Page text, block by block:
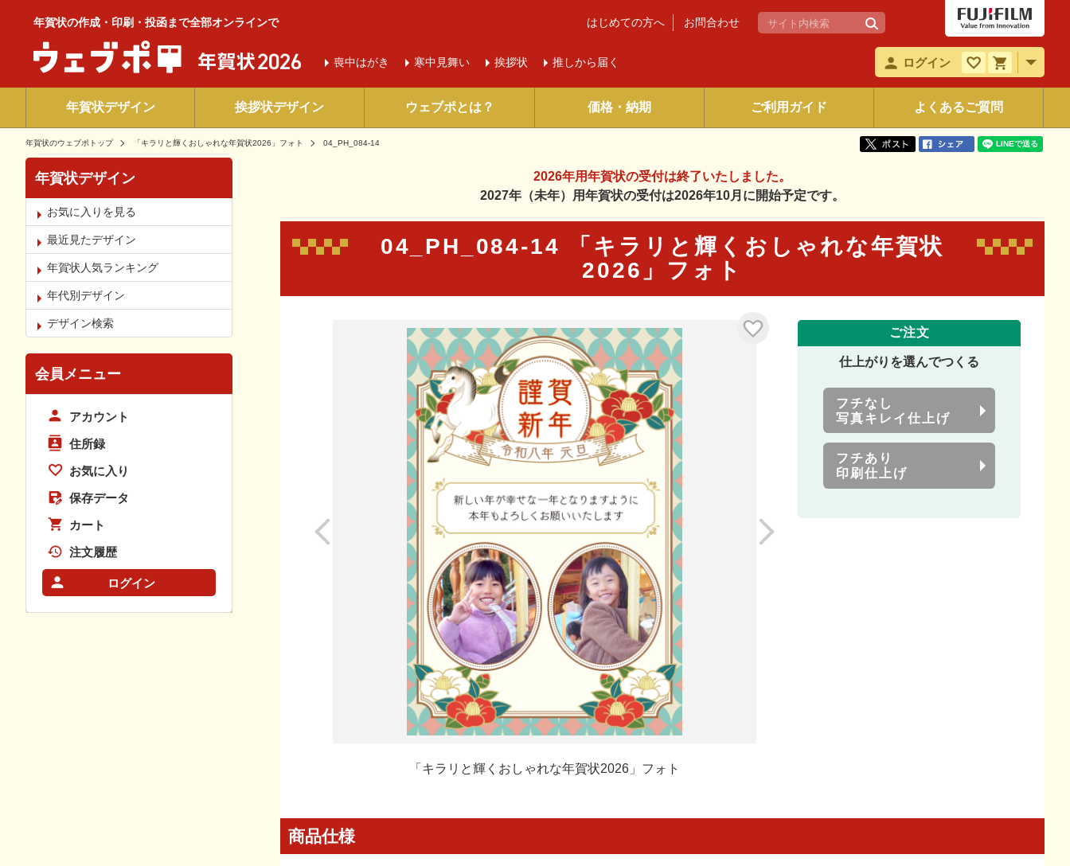
年賀状の作成・印刷・投函まで全部オンラインで
喪中はがき 寒中 見舞い 挨拶状 推しから届く
はじめての方へ お問合わせ
ログイン
年賀状デザイン 挨拶状デザイン ウェブポとは？ 価格・納期 ご利用ガイド よくあるご質問
年賀状のウェブポトップ 「キラリと輝くおしゃれな年賀状2026」フォト 04_PH_084-14
2026年用年賀状の受付は終了いたしました。
2027年（未年）用年賀状の受付は2026年10月に開始予定です。
04_PH_084-14 「キラリと輝くおしゃれな年賀状
2026」フォト
「キラリと輝くおしゃれな年賀状2026」フォト
ご注文
仕上がりを選んでつくる
フチなし
写真キレイ仕上げ
フチあり
印刷仕上げ
商品仕様
年賀状デザイン
お気に入りを見る
最近見たデザイン
年賀状人気ランキング
年代別デザイン
デザイン検索
会員メニュー
アカウント
住所録
お気に入り
保存データ
カート
注文履歴
ログイン